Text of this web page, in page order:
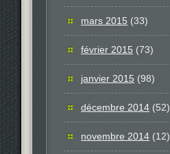
mars 2015 (33)
février 2015 (73)
janvier 2015 (98)
décembre 2014 (52)
novembre 2014 (12)